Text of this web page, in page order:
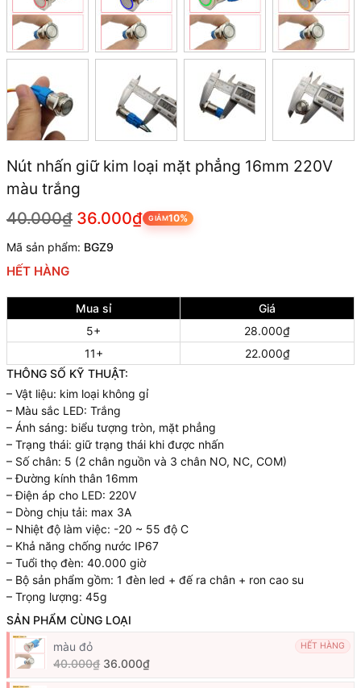
Nút nhấn giữ kim loại mặt phẳng 16mm 220V
màu trắng
40.000₫ 36.000₫ GIẢM10%
Mã sản phẩm: BGZ9
HẾT HÀNG
Mua sỉ
Giá
5+
28.000₫
11+
22.000₫
THÔNG SỐ KỸ THUẬT:
– Vật liệu: kim loại không gỉ
– Màu sắc LED: Trắng
– Ánh sáng: biểu tượng tròn, mặt phẳng
– Trạng thái: giữ trạng thái khi được nhấn
– Số chân: 5 (2 chân nguồn và 3 chân NO, NC, COM)
– Đường kính thân 16mm
– Điện áp cho LED: 220V
– Dòng chịu tải: max 3A
– Nhiệt độ làm việc: -20 ~ 55 độ C
– Khả năng chống nước IP67
– Tuổi thọ đèn: 40.000 giờ
– Bộ sản phẩm gồm: 1 đèn led + đế ra chân + ron cao su
– Trọng lượng: 45g
SẢN PHẨM CÙNG LOẠI
màu đỏ
HẾT HÀNG
40.000₫ 36.000₫